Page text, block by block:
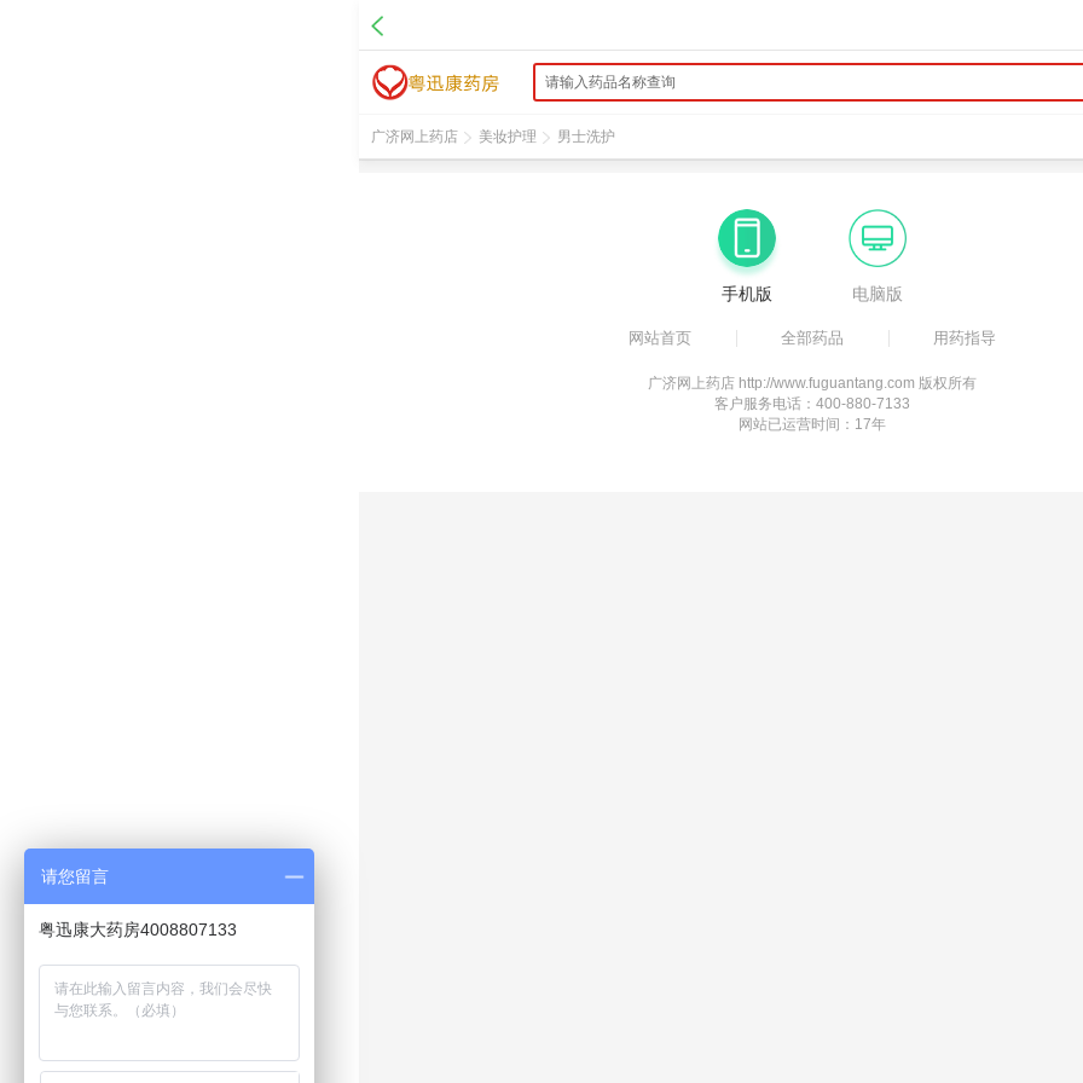
广济网上药店 美妆护理 男士洗护
手机版 电脑版
网站首页 全部药品 用药指导
广济网上药店 http://www.fuguantang.com 版权所有
客户服务电话：400-880-7133
网站已运营时间：17年
请您留言
粤迅康大药房4008807133